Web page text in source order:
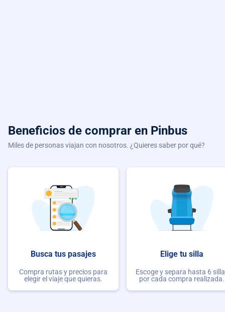
Beneficios de comprar en Pinbus
Miles de personas viajan con nosotros. ¿Quieres saber por qué?
Busca tus pasajes
Compra rutas y precios para
elegir el viaje que quieras.
Elige tu silla
Escoge y separa hasta 6
por cada compra realizada.